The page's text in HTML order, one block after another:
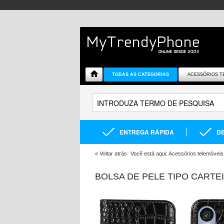
TODAS AS CATEGORIAS ACESSÓRIOS
ENTREGA RÁPIDA
« Voltar atrás Você está aqui: Acessórios telemóveis
BOLSA DE PELE TIPO